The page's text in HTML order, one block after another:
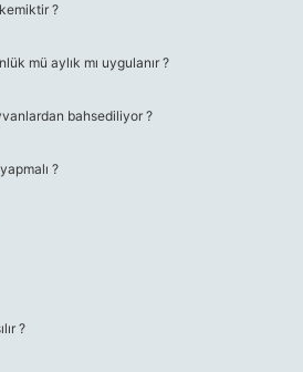
?
mü aylık mı uygulanır ?
bahsediliyor ?
?
?